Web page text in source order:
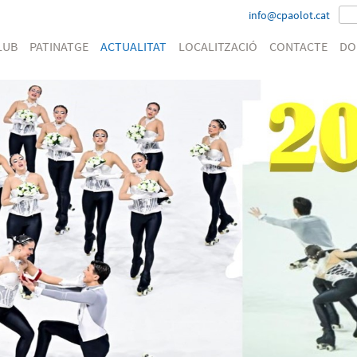
info@cpaolot.cat
PATINATGE ACTUALITAT LOCALITZACIÓ CONTACTE